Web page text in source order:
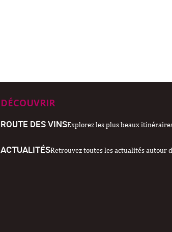
DÉCOUVRIR
ROUTE DES VINSExplorez les plus beaux
ACTUALITÉSRetrouvez toutes les actualités autour